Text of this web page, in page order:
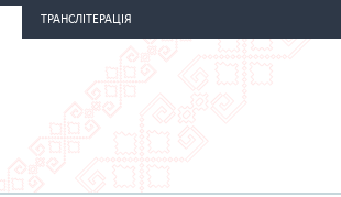
ТРАНСЛІТЕРАЦІЯ